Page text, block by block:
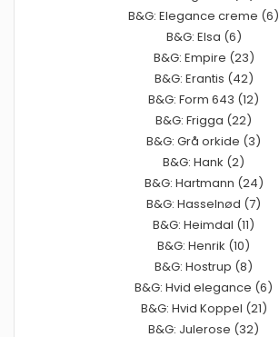
B&G: Elegance creme (6)
B&G: Elsa (6)
B&G: Empire (23)
B&G: Erantis (42)
B&G: Form 643 (12)
B&G: Frigga (22)
B&G: Grå orkide (3)
B&G: Hank (2)
B&G: Hartmann (24)
B&G: Hasselnød (7)
B&G: Heimdal (11)
B&G: Henrik (10)
B&G: Hostrup (8)
B&G: Hvid elegance (6)
B&G: Hvid Koppel (21)
B&G: Julerose (32)